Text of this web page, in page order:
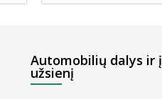
Automobilių dalys ir į
užsienį